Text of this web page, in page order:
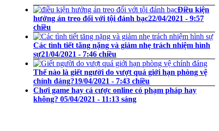
Điều kiện
hưởng án treo đối với tội đánh bạc22/04/2021 - 9:57
chiều
Các tình tiết tăng nặng và giảm nhẹ trách nhiệm hình
sự21/04/2021 - 7:46 chiều
Thế nào là giết người do vượt quá giới hạn phòng vệ
chính đáng?19/04/2021 - 7:43 chiều
Chơi game hay cá cược online có phạm pháp hay
không? 05/04/2021 - 11:13 sáng